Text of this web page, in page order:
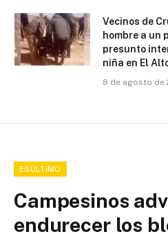
Vecinos de
hombre a un
presunto
niña en El
8 de agosto de
ESÚLTIMO
Campesinos
endurecer los